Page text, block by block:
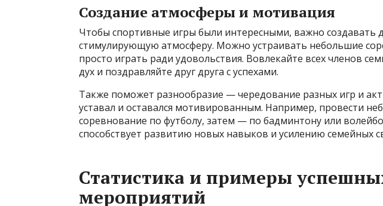
Создание атмосферы и мотивация
Чтобы спортивные игры были интересными, важно создавать
стимулирующую атмосферу. Можно устраивать небольшие
просто играть ради удовольствия. Вовлекайте всех членов
дух и поздравляйте друг друга с успехами.
Также поможет разнообразие — чередование разных игр и
уставал и оставался мотивированным. Например, провести
соревнование по футболу, затем — по бадминтону или
способствует развитию новых навыков и усилению семейных
Статистика и примеры
мероприятий